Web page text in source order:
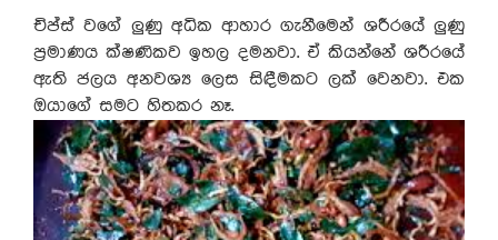
චිප්ස් වගේ ලුණු අධික ආහාර ගැනීමෙන් ශරීරයේ ලුණු
ප්‍රමාණය ක්ෂණිකව ඉහල දමනවා. ඒ කියන්නේ ශරීරයේ
ඇති ජලය අනවශ්‍ය ලෙස සිඳීමකට ලක් වෙනවා. එක
ඔයාගේ සමට හිතකර නෑ.